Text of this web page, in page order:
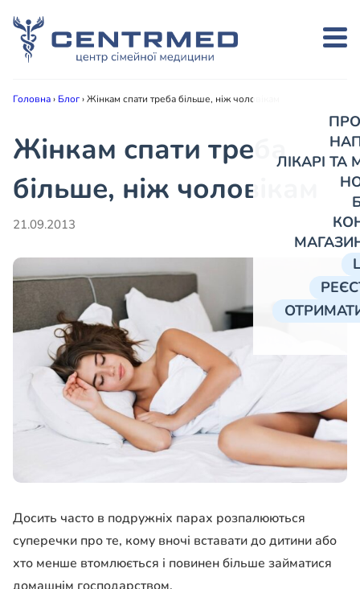
ЛІКАРІ
Головна› Блог›Жінкам спати треба більше, ніж чоловікам
Жінкам спати треба
більше, ніж чоловікам
21.09.2013
Досить часто в подружніх парах розпалюються
суперечки про те, кому вночі вставати до дитини або
хто менше втомлюється і повинен більше займатися